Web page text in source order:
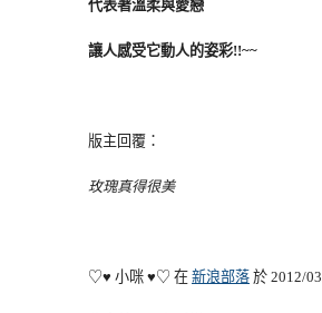
代表著溫柔與愛戀
讓人感受它動人的姿彩!!~~
版主回覆：
玫瑰真得很美
♡♥ 小咪 ♥♡ 在 新浪部落 於 2012/